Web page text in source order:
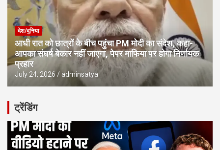
देश/दुनिया
आधी रात को छात्रों के बीच पहुंचा PM मोदी का संदेश, कहा-
आपका संघर्ष बेकार नहीं जाएगा, पेपर माफिया पर होगा निर्णायक
प्रहार
July 24, 2026 adminsatya
ट्रेंडिंग